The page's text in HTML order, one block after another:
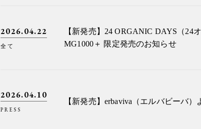
2026.04.22
全て
【新発売】24 ORGANIC DAYS（24
MG1000＋ 限定発売のお知らせ
2026.04.10
PRESS
【新発売】erbaviva（エルバビーバ